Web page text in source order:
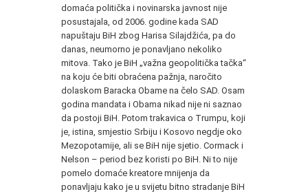
domaća politička i novinarska javnost nije
posustajala, od 2006. godine kada SAD
napuštaju BiH zbog Harisa Silajdžića, pa do
danas, neumorno je ponavljano nekoliko
mitova. Tako je BiH „važna geopolitička tačka“
na koju će biti obraćena pažnja, naročito
dolaskom Baracka Obame na čelo SAD. Osam
godina mandata i Obama nikad nije ni saznao
da postoji BiH. Potom trakavica o Trumpu, koji
je, istina, smjestio Srbiju i Kosovo negdje oko
Mezopotamije, ali se BiH nije sjetio. Cormack i
Nelson – period bez koristi po BiH. Ni to nije
pomelo domaće kreatore mnijenja da
ponavljaju kako je u svijetu bitno stradanje BiH